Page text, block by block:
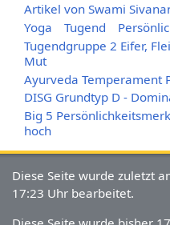
Artikel von Swami
Yoga
Tugend
Tugendgruppe 2 Eifer,
Mut
Ayurveda Temperament
DISG Grundtyp D -
Big 5
hoch
Diese Seite wurde zuletzt
17:23 Uhr bearbeitet.